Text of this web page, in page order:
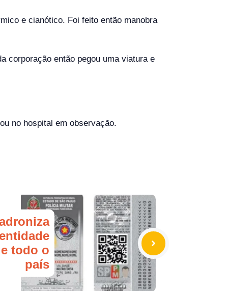
e cianótico. Foi feito então manobra
corporação então pegou uma viatura e
no hospital em observação.
todo o
país